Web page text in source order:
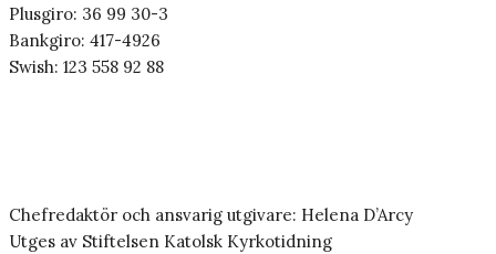
Plusgiro: 36 99 30-3
Bankgiro: 417-4926
Swish: 123 558 92 88
Chefredaktör och ansvarig utgivare: Helena D’Arcy
Utges av Stiftelsen Katolsk Kyrkotidning